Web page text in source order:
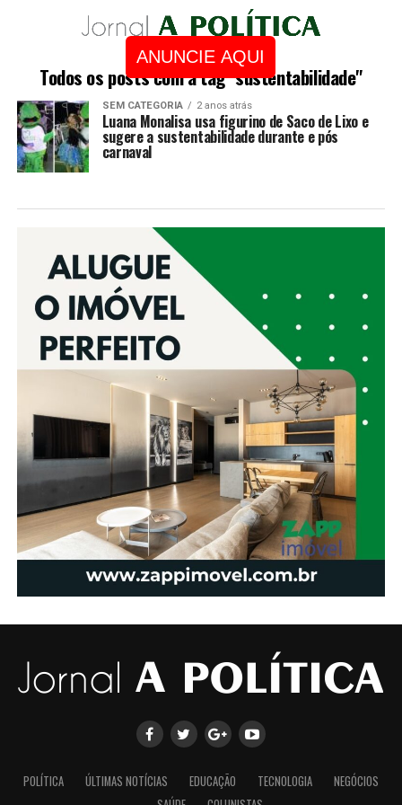
ANUNCIE AQUI
Todos os posts com a tag "sustentabilidade"
SEM CATEGORIA 2 anos atrás
Luana Monalisa usa figurino de Saco de Lixo e
sugere a sustentabilidade durante e pós
carnaval
POLÍTICA ÚLTIMAS NOTÍCIAS EDUCAÇÃO TECNOLOGIA
NEGÓCIOS